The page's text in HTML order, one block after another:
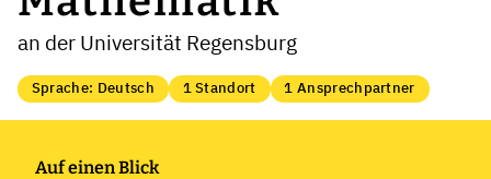
an der Universität Regensburg
Sprache: Deutsch 1 Standort 1 Ansprechpartner
Auf einen Blick